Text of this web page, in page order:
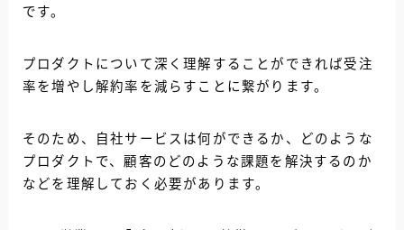
です。
プロダクトについて深く理解することができれば受注
率を増やし解約率を減らすことに繋がります。
そのため、自社サービスは何ができるか、どのような
プロダクトで、顧客のどのような課題を解決するのか
などを理解しておく必要があります。